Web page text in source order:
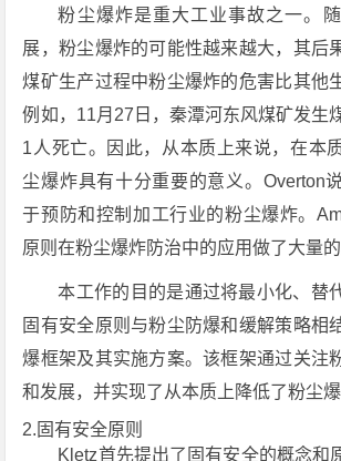
粉尘爆炸是重大工业事故之一。
展，粉尘爆炸的可能性越来越大，其后
煤矿生产过程中粉尘爆炸的危害比其他
例如，11月27日，秦潭河东风煤矿发生
1人死亡。因此，从本质上来说，在本
尘爆炸具有十分重要的意义。Overton
于预防和控制加工行业的粉尘爆炸。
原则在粉尘爆炸防治中的应用做了大量的
本工作的目的是通过将最小化、替
固有安全原则与粉尘防爆和缓解策略相
爆框架及其实施方案。该框架通过关注
和发展，并实现了从本质上降低了粉尘爆
2.固有安全原则
Kletz首先提出了固有安全的概念和